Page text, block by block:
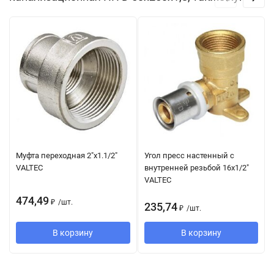
Муфта переходная 2"х1.1/2"
VALTEC
474,49 ₽ /шт.
В корзину
Угол пресс настенный с
внутренней резьбой 16х1/2"
VALTEC
235,74 ₽ /шт.
В корзину